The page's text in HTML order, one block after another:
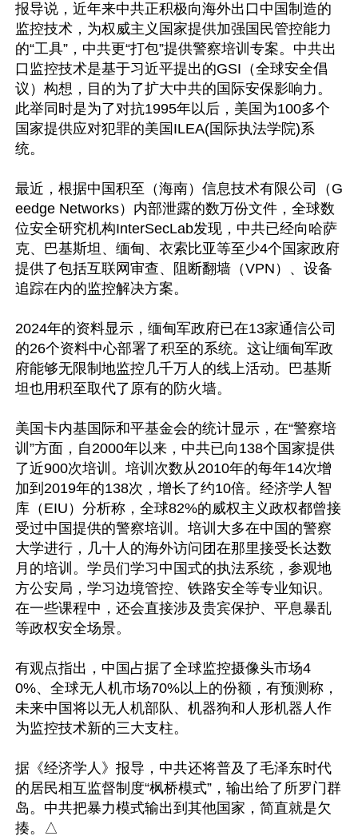
报导说，近年来中共正积极向海外出口中国制造的
监控技术，为权威主义国家提供加强国民管控能力
的“工具”，中共更“打包”提供警察培训专案。中共出
口监控技术是基于习近平提出的GSI（全球安全倡
议）构想，目的为了扩大中共的国际安保影响力。
此举同时是为了对抗1995年以后，美国为100多个
国家提供应对犯罪的美国ILEA(国际执法学院)系
统。
最近，根据中国积至（海南）信息技术有限公司（G
eedge Networks）内部泄露的数万份文件，全球数
位安全研究机构InterSecLab发现，中共已经向哈萨
克、巴基斯坦、缅甸、衣索比亚等至少4个国家政府
提供了包括互联网审查、阻断翻墙（VPN）、设备
追踪在内的监控解决方案。
2024年的资料显示，缅甸军政府已在13家通信公司
的26个资料中心部署了积至的系统。这让缅甸军政
府能够无限制地监控几千万人的线上活动。巴基斯
坦也用积至取代了原有的防火墙。
美国卡内基国际和平基金会的统计显示，在“警察培
训”方面，自2000年以来，中共已向138个国家提供
了近900次培训。培训次数从2010年的每年14次增
加到2019年的138次，增长了约10倍。经济学人智
库（EIU）分析称，全球82%的威权主义政权都曾接
受过中国提供的警察培训。培训大多在中国的警察
大学进行，几十人的海外访问团在那里接受长达数
月的培训。学员们学习中国式的执法系统，参观地
方公安局，学习边境管控、铁路安全等专业知识。
在一些课程中，还会直接涉及贵宾保护、平息暴乱
等政权安全场景。
有观点指出，中国占据了全球监控摄像头市场4
0%、全球无人机市场70%以上的份额，有预测称，
未来中国将以无人机部队、机器狗和人形机器人作
为监控技术新的三大支柱。
据《经济学人》报导，中共还将普及了毛泽东时代
的居民相互监督制度“枫桥模式”，输出给了所罗门群
岛。中共把暴力模式输出到其他国家，简直就是欠